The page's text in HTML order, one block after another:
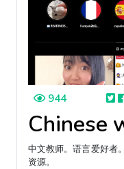
944
Chinese
中文教师。语言爱好者
资源。